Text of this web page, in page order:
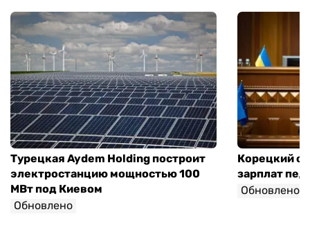
Турецкая Aydem Holding построит
электростанцию мощностью 100
МВт под Киевом
Обновлено
Корецкий
зарплат
Обновлено